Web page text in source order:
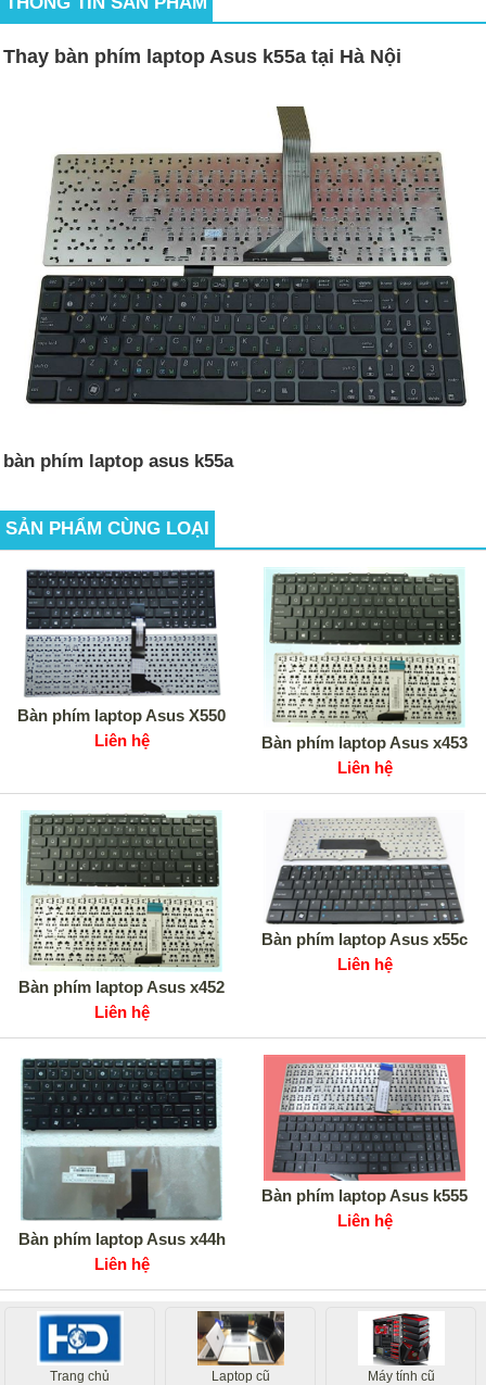
Thay bàn phím laptop Asus k55a tại Hà Nội
bàn phím laptop asus k55a
SẢN PHẨM CÙNG LOẠI
Bàn phím laptop Asus X550
Liên hệ
Bàn phím laptop Asus x453
Liên hệ
Bàn phím laptop Asus x452
Liên hệ
Bàn phím laptop Asus x55c
Liên hệ
Bàn phím laptop Asus x44h
Liên hệ
Bàn phím laptop Asus k555
Liên hệ
Trang chủ Laptop cũ Máy tính cũ